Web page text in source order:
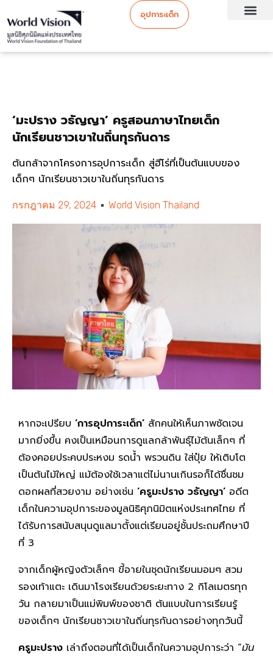
อุปการะเด็ก
‘มะปราง วธัญญา’ ครูสอนภาษาไทยเด็ก
นักเรียนชาวเขาในถิ่นทุรกันดาร
ต้นกล้าจากโครงการอุปการะเด็ก สู่ฮีโร่ที่เป็นต้นแบบของ
เด็กๆ นักเรียนชาวเขาในถิ่นทุรกันดาร
กรกฎาคม 29, 2024 World Vision Thailand
หากจะเปรียบ ‘การอุปการะเด็ก’ สักคนให้เห็นภาพชัดเจน
มากยิ่งขึ้น คงเป็นเหมือนการดูแลกล้าพันธุ์ไม้ต้นเล็กๆ ที่
ต้องคอยประคบประหงม รดน้ำ พรวนดิน ใส่ปุ๋ย ให้เติบโต
เป็นต้นไม้ใหญ่ แม้ต้องใช้เวลาแต่ไม่นานเกินรอก็ได้ชื่นชม
ดอกผลที่สวยงาม อย่างเช่น ‘ครูมะปราง วธัญญา’ อดีต
เด็กในความอุปการะของมูลนิธิศุภนิมิตแห่งประเทศไทย ที่
ได้รับการสนับสนุนดูแลมาตั้งแต่เรียนอยู่ชั้นประถมศึกษาปี
ที่ 3
จากเด็กผู้หญิงตัวเล็กๆ ขี้อายในชุดนักเรียนมอมๆ สวม
รองเท้าแตะ เดินมาโรงเรียนด้วยระยะทาง 2 กิโลเมตรทุก
วัน กลายมาเป็นแม่พิมพ์ของชาติ ต้นแบบในการเรียนรู้
ของเด็กๆ นักเรียนชาวเขาในถิ่นทุรกันดารอย่างทุกวันนี้
ครูมะปราง เล่าถึงตอนที่ได้เป็นเด็กในความอุปการะว่า “มัน